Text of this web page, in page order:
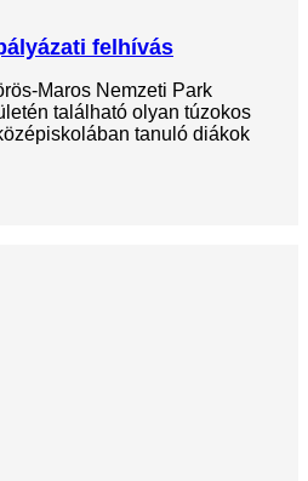
felhívás
Maros Nemzeti Park
található olyan túzokos
tanuló diákok